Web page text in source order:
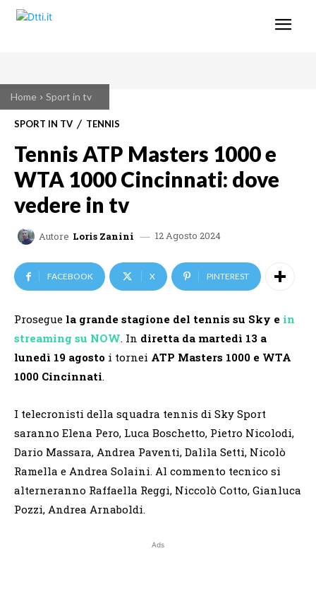
Home Sport in tv
SPORT IN TV TENNIS
Tennis ATP Masters 1000 e
WTA 1000 Cincinnati: dove
vedere in tv
Autore Loris Zanini 12 Agosto 2024
FACEBOOK X PINTEREST
Prosegue la grande stagione del tennis su Sky e in
streaming su NOW. In diretta da martedì 13 a
lunedì 19 agosto i tornei ATP Masters 1000 e WTA
1000 Cincinnati.
I telecronisti della squadra tennis di Sky Sport
saranno Elena Pero, Luca Boschetto, Pietro Nicolodi,
Dario Massara, Andrea Paventi, Dalila Setti, Nicolò
Ramella e Andrea Solaini. Al commento tecnico si
alterneranno Raffaella Reggi, Niccolò Cotto, Gianluca
Pozzi, Andrea Arnaboldi.
Ads